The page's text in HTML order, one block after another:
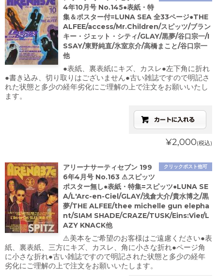
4年10月号 No.145●表紙・特
集＆ポスター付=LUNA SEA 全33ページ●THE
ALFEE/access/Mr.Children/スピッツ/ブラン
キー・ジェット・シティ/GLAY/黒夢/谷口宗一/I
SSAY/東野純直/氷室京介/高橋まこと/谷口宗一
他
●表紙、裏表紙にキズ、カスレ●左下角に折れ
●書き込み、切り取りはございません●古い雑誌ですので明記さ
れた状態と多少の経年劣化にご理解の上で注文をお願いいたし
ます。
¥2,000(税込)
クリックポスト他可
アリーナサーティセブン 199
6年4月号 No.163 ⚠スピッツ
ポスター無し●表紙・特集=スピッツ●LUNA SE
A/L'Arc-en-Ciel/GLAY/浅倉大介/貴水博之/黒
夢/THE ALFEE/thee michelle gun elepha
nt/SIAM SHADE/CRAZE/TUSK/Eins:Vier/L
AZY KNACK他
⚠️美本をご希望のお客様はご遠慮ください●表
紙、裏表紙、三方にキズ、カスレ、角に小さな折れ●ページ角
に小さな折れ●古い雑誌ですので明記された状態と多少の経年
劣化にご理解の上で注文をお願いいたします。